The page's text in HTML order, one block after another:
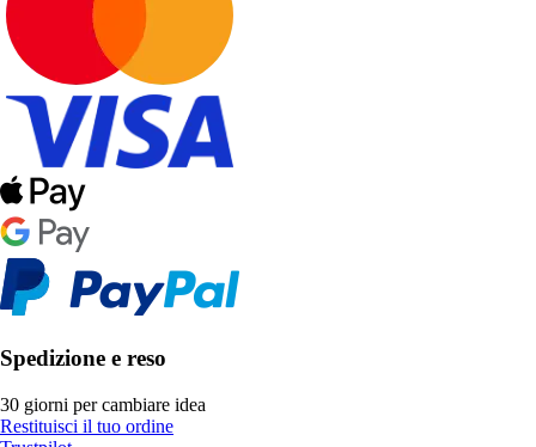
Spedizione e reso
30 giorni per cambiare idea
Restituisci il tuo ordine